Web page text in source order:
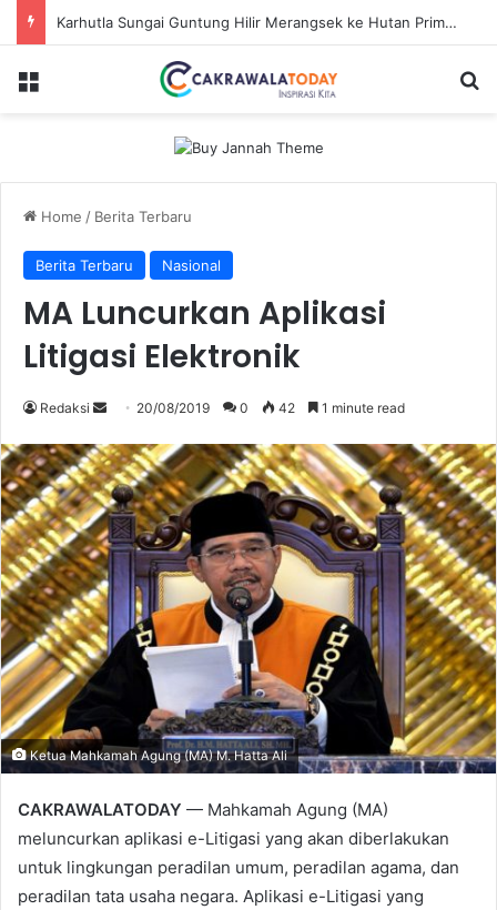
Karhutla Sungai Guntung Hilir Merangsek ke Hutan Primer, Alat Berat Tambahan Dikerahkan
Menu
Home / Berita Terbaru
Berita Terbaru Nasional
MA Luncurkan Aplikasi
Litigasi Elektronik
Redaksi
Send
email
20/08/2019 0 42 1 minute read
Ketua Mahkamah Agung (MA) M. Hatta Ali
CAKRAWALATODAY — Mahkamah Agung (MA)
meluncurkan aplikasi e-Litigasi yang akan diberlakukan
untuk lingkungan peradilan umum, peradilan agama, dan
peradilan tata usaha negara. Aplikasi e-Litigasi yang